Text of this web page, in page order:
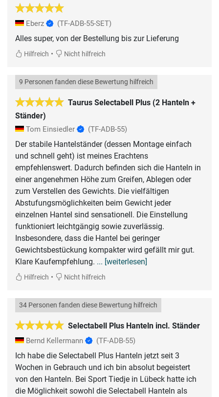
Eberz (TF-ADB-55-SET)
Alles super, von der Bestellung bis zur Lieferung
Hilfreich • Nicht hilfreich
Taurus Selectabell Plus (2 Hanteln +
Ständer)
9 Personen fanden diese Bewertung hilfreich
Tom Einsiedler (TF-ADB-55)
Der stabile Hantelständer (dessen Montage einfach
und schnell geht) ist meines Erachtens
empfehlenswert. Dadurch befinden sich die Hanteln in
einer angenehmen Höhe zum Greifen, Ablegen oder
zum Verstellen des Gewichts. Die vielfältigen
Abstufungsmöglichkeiten beim Gewicht jeder
einzelnen Hantel sind sensationell. Die Einstellung
funktioniert leichtgängig sowie zuverlässig.
Insbesondere, dass die Hantel bei geringer
Gewichtsbestückung kompakter wird gefällt mir gut.
Klare Kaufempfehlung. ... [weiterlesen]
Hilfreich • Nicht hilfreich
Selectabell Plus Hanteln incl. Ständer
34 Personen fanden diese Bewertung hilfreich
Bernd Kellermann (TF-ADB-55)
Ich habe die Selectabell Plus Hanteln jetzt seit 3
Wochen in Gebrauch und ich bin absolut begeistert
von den Hanteln. Bei Sport Tiedje in Lübeck hatte ich
die Möglichkeit sowohl die Selectabell Hanteln als